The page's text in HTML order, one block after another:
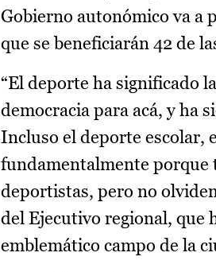
Gobierno autonómico va a
que se beneficiarán 42 de
“El deporte ha significado
democracia para acá, y ha
Incluso el deporte escolar,
fundamentalmente porque
deportistas, pero no
del Ejecutivo regional, que
emblemático campo de la